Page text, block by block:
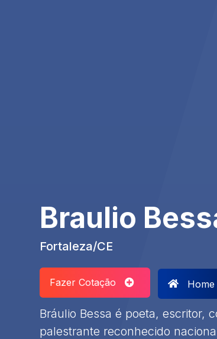
Braulio
Fortaleza/CE
Fazer Cotação Home
Bráulio Bessa é poeta, escritor,
palestrante reconhecido